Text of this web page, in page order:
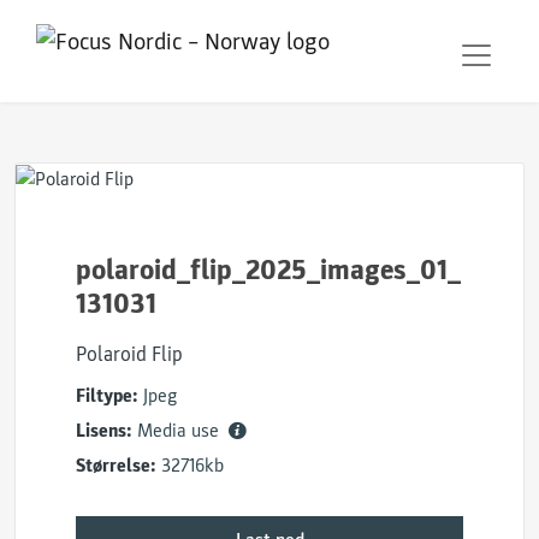
polaroid_flip_2025_images_01_
131031
Polaroid Flip
Filtype: Jpeg
Lisens: Media use
Størrelse: 32716kb